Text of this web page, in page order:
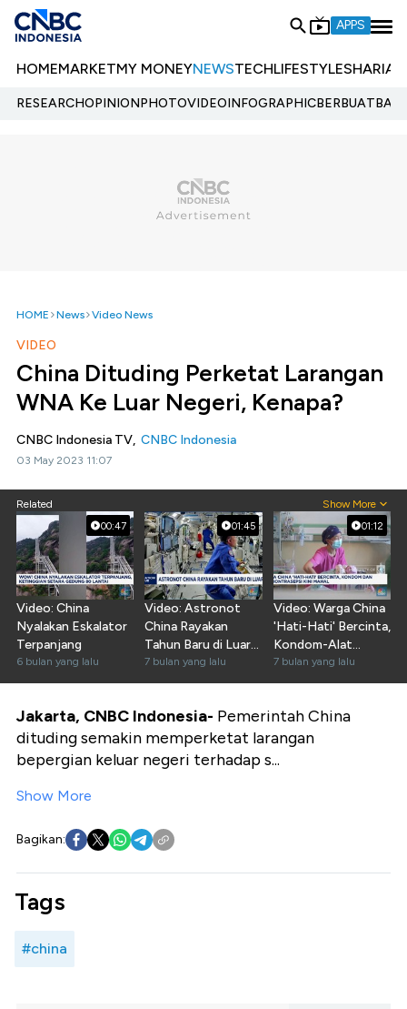
APPS
HOMEMARKETMY MONEYNEWSTECHLIFESTYLESHARIA
RESEARCHOPINIONPHOTOVIDEOINFOGRAPHIC
HOME News Video News
VIDEO
China Dituding Perketat Larangan
WNA Ke Luar Negeri, Kenapa?
CNBC Indonesia TV, CNBC Indonesia
03 May 2023 11:07
Related Show More
00:47
Video: China
Nyalakan Eskalator
Terpanjang
6 bulan yang lalu
01:45
Video: Astronot
China Rayakan
Tahun Baru di Luar
Angkasa
7 bulan yang lalu
01:12
Video: Warga China
'Hati-Hati' Bercinta,
Kondom-Alat
Kontrasepsi Mahal
7 bulan yang lalu
Jakarta, CNBC Indonesia- Pemerintah China
dituding semakin memperketat larangan
bepergian keluar negeri terhadap s...
Show More
Bagikan:
Tags
#china